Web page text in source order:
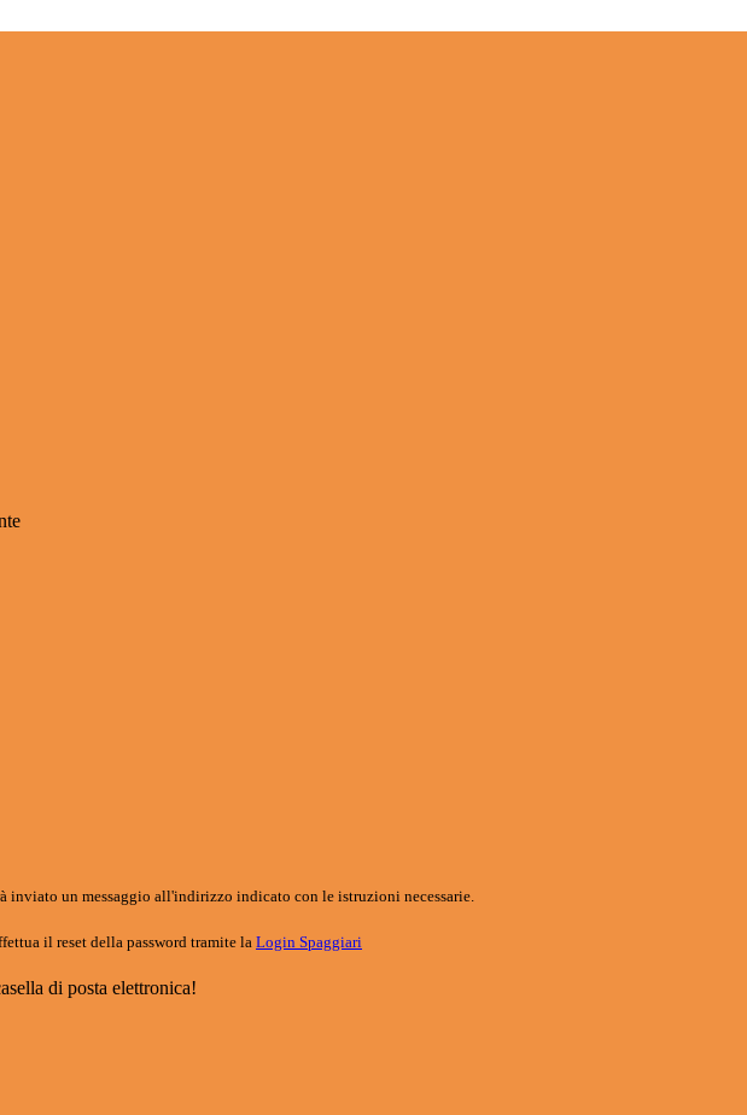
inviato un messaggio all'indirizzo indicato con le istruzioni necessarie.
il reset della password tramite la Login Spaggiari
di posta elettronica!